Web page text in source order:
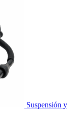
Suspensión y